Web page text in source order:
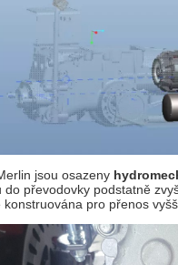
jsou osazeny
převodovky podstatně
pro přenos